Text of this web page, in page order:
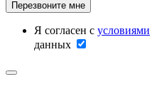
Я согласен с условиями
данных